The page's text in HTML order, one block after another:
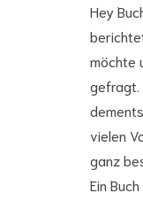
Hey
möchte
gefragt.
vielen
ganz
Ein